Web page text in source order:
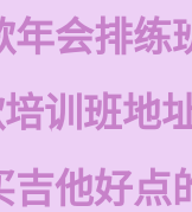
年会排练
训班地
吉他好点